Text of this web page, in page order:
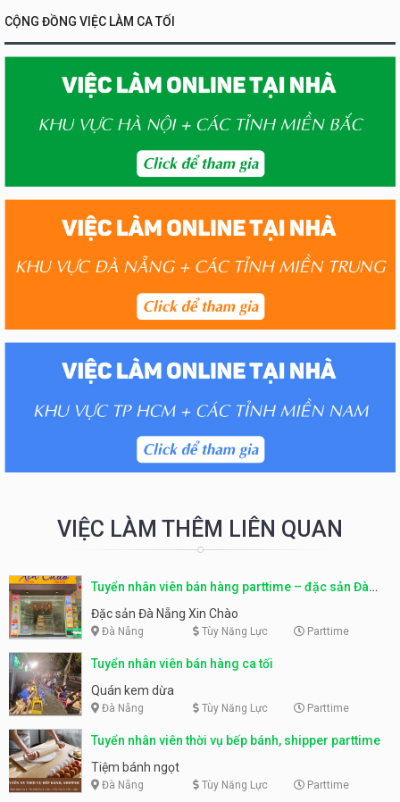
CỘNG ĐỒNG VIỆC LÀM CA TỐI
VIỆC LÀM THÊM LIÊN QUAN
Tuyển nhân viên bán hàng parttime – đặc sản Đà
Nẵng
Đặc sản Đà Nẵng Xin Chào
Đà Nẵng Tùy Năng Lực Parttime
Tuyển nhân viên bán hàng ca tối
Quán kem dừa
Đà Nẵng Tùy Năng Lực Parttime
Tuyển nhân viên thời vụ bếp bánh, shipper parttime
Tiệm bánh ngọt
Đà Nẵng Tùy Năng Lực Parttime